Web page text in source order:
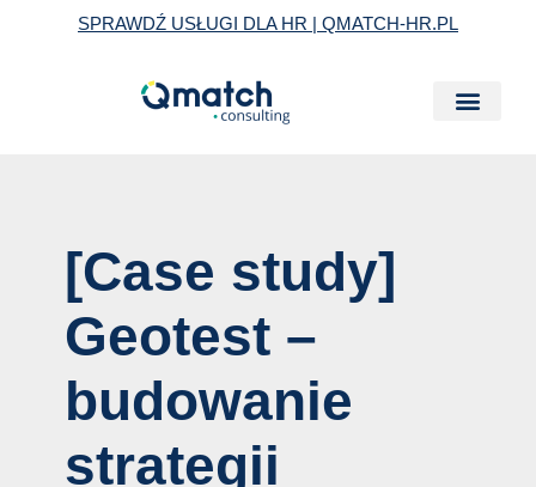
SPRAWDŹ USŁUGI DLA HR | QMATCH-HR.PL
[Case study]
Geotest –
budowanie
strategii